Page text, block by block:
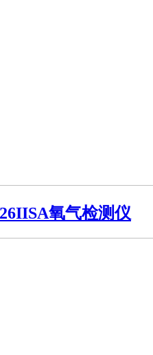
氧气检测仪